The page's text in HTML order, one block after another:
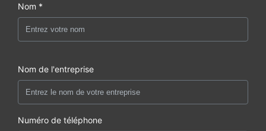
Nom *
Nom de l'entreprise
Numéro de téléphone